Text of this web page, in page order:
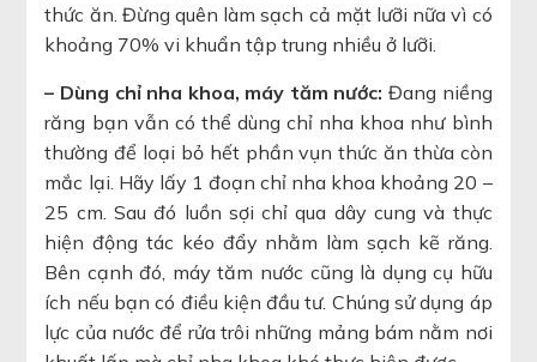
thức ăn. Đừng quên làm sạch cả mặt lưỡi nữa vì có
khoảng 70% vi khuẩn tập trung nhiều ở lưỡi.
– Dùng chỉ nha khoa, máy tăm nước: Đang niềng
răng bạn vẫn có thể dùng chỉ nha khoa như bình
thường để loại bỏ hết phần vụn thức ăn thừa còn
mắc lại. Hãy lấy 1 đoạn chỉ nha khoa khoảng 20 –
25 cm. Sau đó luồn sợi chỉ qua dây cung và thực
hiện động tác kéo đẩy nhằm làm sạch kẽ răng.
Bên cạnh đó, máy tăm nước cũng là dụng cụ hữu
ích nếu bạn có điều kiện đầu tư. Chúng sử dụng áp
lực của nước để rửa trôi những mảng bám nằm nơi